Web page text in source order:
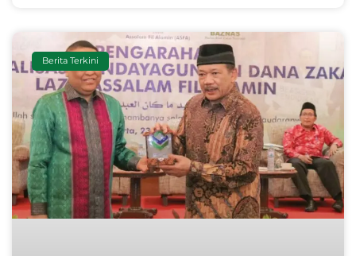
Berita Terkini